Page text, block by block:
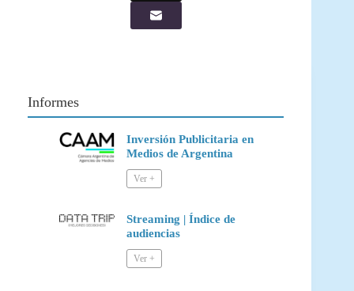
Informes
Inversión Publicitaria en
Medios de Argentina
Streaming | Índice de
audiencias